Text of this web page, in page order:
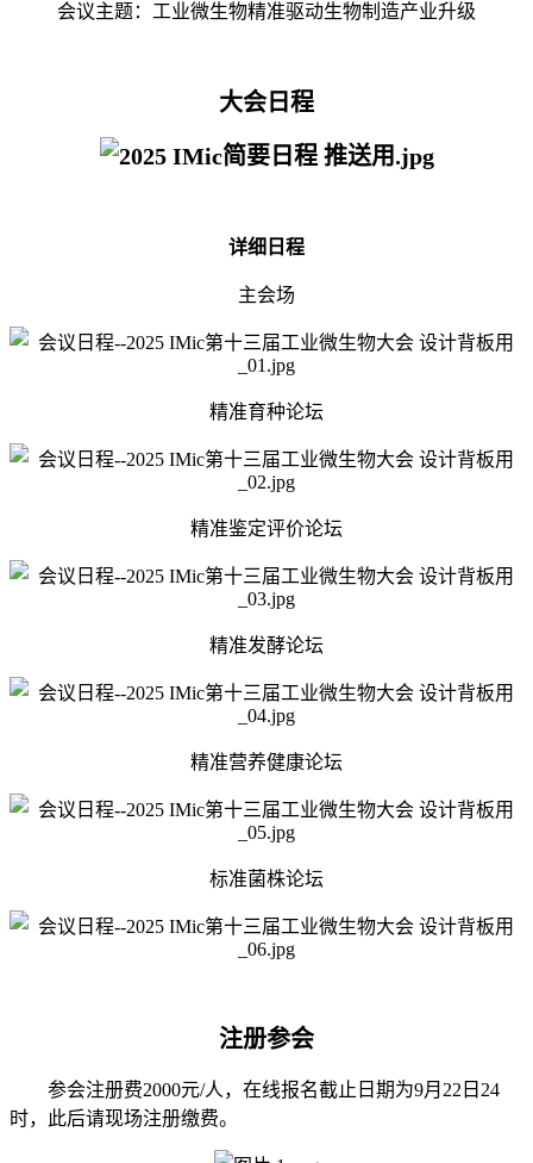
会议主题：工业微生物精准驱动生物制造产业升级
大会日程
详细日程
主会场
精准育种论坛
精准鉴定评价论坛
精准发酵论坛
精准营养健康论坛
标准菌株论坛
注册参会
参会注册费2000元/人，在线报名截止日期为9月22日24
时，此后请现场注册缴费。